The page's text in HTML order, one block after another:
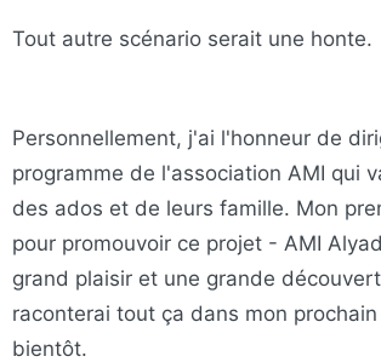
Tout autre scénario serait une honte.
Personnellement, j'ai l'honneur de
programme de l'association AMI qui
des ados et de leurs famille. Mon
pour promouvoir ce projet - AMI
grand plaisir et une grande
raconterai tout ça dans mon
bientôt.